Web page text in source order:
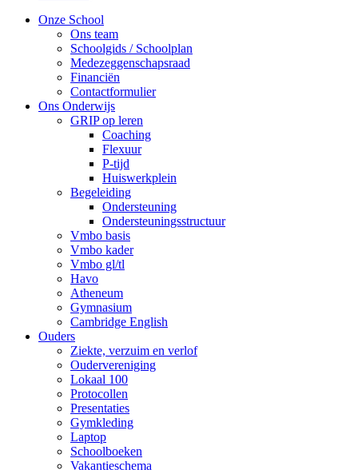
Onze School
Ons team
Schoolgids / Schoolplan
Medezeggenschapsraad
Financiën
Contactformulier
Ons Onderwijs
GRIP op leren
Coaching
Flexuur
P-tijd
Huiswerkplein
Begeleiding
Ondersteuning
Ondersteuningsstructuur
Vmbo basis
Vmbo kader
Vmbo gl/tl
Havo
Atheneum
Gymnasium
Cambridge English
Ouders
Ziekte, verzuim en verlof
Oudervereniging
Lokaal 100
Protocollen
Presentaties
Gymkleding
Laptop
Schoolboeken
Vakantieschema